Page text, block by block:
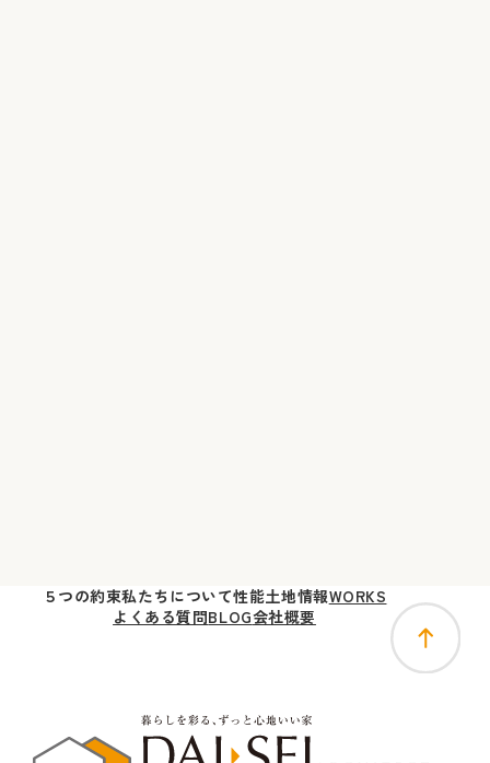
５つの約束私たちについて性能土地情報WORKS
よくある質問BLOG会社概要